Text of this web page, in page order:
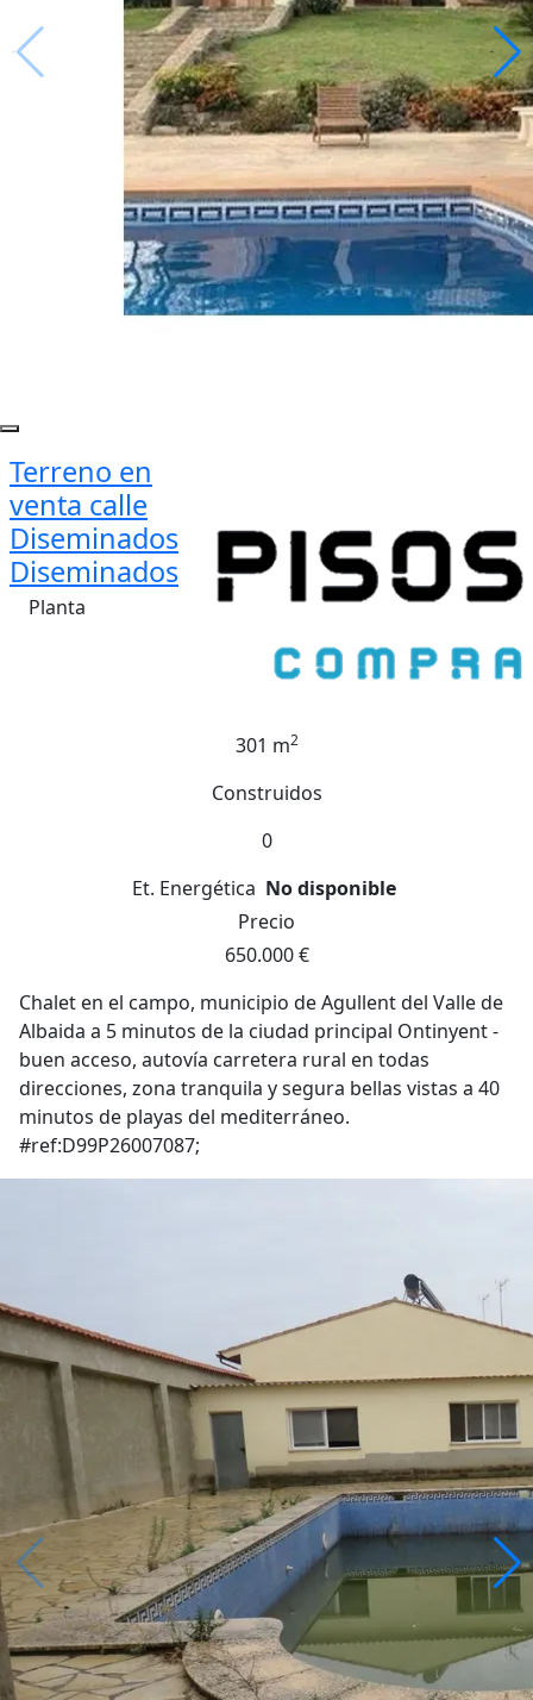
Terreno en
venta calle
Diseminados
Diseminados
Planta
301 m2
Construidos
0
Et. Energética No disponible
Precio
650.000 €
Chalet en el campo, municipio de Agullent del Valle de
Albaida a 5 minutos de la ciudad principal Ontinyent -
buen acceso, autovía carretera rural en todas
direcciones, zona tranquila y segura bellas vistas a 40
minutos de playas del mediterráneo.
#ref:D99P26007087;